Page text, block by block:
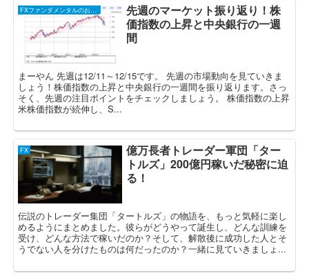
先週のマーケット振り返り！株
価指数の上昇と中央銀行の一週
間
まーやん 先週は12/11～12/15です。 先週の市場動向を見ていきま
しょう！株価指数の上昇と中央銀行の一週間を振り返ります。さっ
そく、先週の注目ポイントをチェックしましょう。 株価指数の上昇
米株価指数が続伸し、S...
FX
億万長者トレーダー軍団「ター
トルズ」200億円稼いだ秘密に迫
る！
伝説のトレーダー集団「タートルズ」の物語を、もっと気軽に楽し
めるようにまとめました。彼らがどうやって誕生し、どんな訓練を
受け、どんな方法で稼いだのか？そして、解散後に成功した人とそ
うでない人を分けたものは何だったのか？一緒に見ていきましょ...